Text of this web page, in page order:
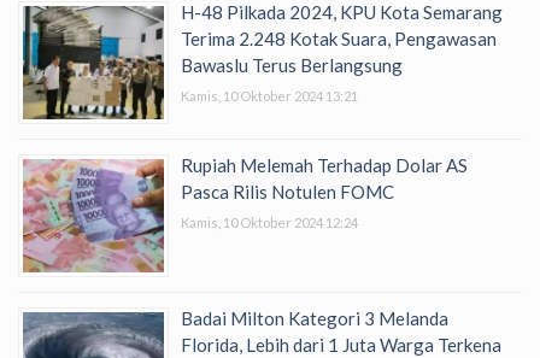
H-48 Pilkada 2024, KPU Kota Semarang
Terima 2.248 Kotak Suara, Pengawasan
Bawaslu Terus Berlangsung
Kamis, 10 Oktober 2024 13:21
Rupiah Melemah Terhadap Dolar AS
Pasca Rilis Notulen FOMC
Kamis, 10 Oktober 2024 12:24
Badai Milton Kategori 3 Melanda
Florida, Lebih dari 1 Juta Warga Terkena